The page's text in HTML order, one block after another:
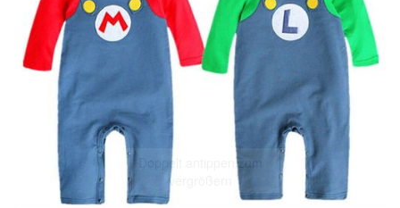
Doppelt antippen zum
vergrößern